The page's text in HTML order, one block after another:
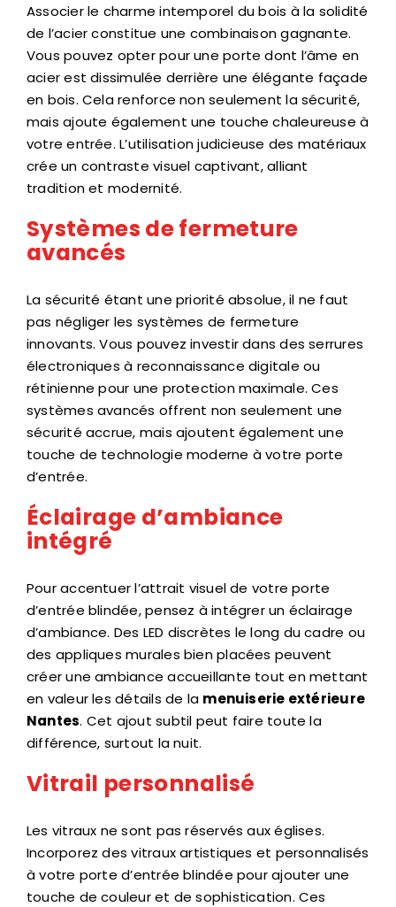
Associer le charme intemporel du bois à la solidité
de l’acier constitue une combinaison gagnante.
Vous pouvez opter pour une porte dont l’âme en
acier est dissimulée derrière une élégante façade
en bois. Cela renforce non seulement la sécurité,
mais ajoute également une touche chaleureuse à
votre entrée. L’utilisation judicieuse des matériaux
crée un contraste visuel captivant, alliant
tradition et modernité.
Systèmes de fermeture
avancés
La sécurité étant une priorité absolue, il ne faut
pas négliger les systèmes de fermeture
innovants. Vous pouvez investir dans des serrures
électroniques à reconnaissance digitale ou
rétinienne pour une protection maximale. Ces
systèmes avancés offrent non seulement une
sécurité accrue, mais ajoutent également une
touche de technologie moderne à votre porte
d’entrée.
Éclairage d’ambiance
intégré
Pour accentuer l’attrait visuel de votre porte
d’entrée blindée, pensez à intégrer un éclairage
d’ambiance. Des LED discrètes le long du cadre ou
des appliques murales bien placées peuvent
créer une ambiance accueillante tout en mettant
en valeur les détails de la menuiserie extérieure
Nantes. Cet ajout subtil peut faire toute la
différence, surtout la nuit.
Vitrail personnalisé
Les vitraux ne sont pas réservés aux églises.
Incorporez des vitraux artistiques et personnalisés
à votre porte d’entrée blindée pour ajouter une
touche de couleur et de sophistication. Ces